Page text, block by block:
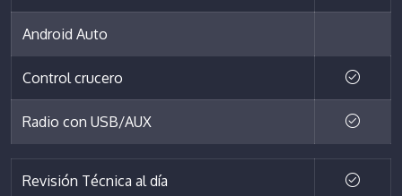
Android Auto
Control crucero
Radio con USB/AUX
Revisión Técnica al día